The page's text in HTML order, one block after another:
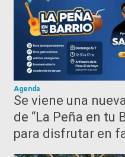
Agenda
Se viene una
de “La Peña en tu
para disfrutar en